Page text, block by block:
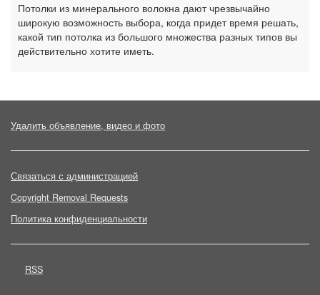
Потолки из минерального волокна дают чрезвычайно
широкую возможность выбора, когда придет время решать,
какой тип потолка из большого множества разных типов вы
действительно хотите иметь.
Удалить объявление, видео и фото
Связаться с администрацией
Copyright Removal Requests
Политика конфиденциальности
RSS